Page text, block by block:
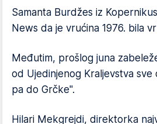
Samanta Burdžes iz
News da je vrućina 1976. bila
Međutim, prošlog juna
od Ujedinjenog Kraljevstva
pa do Grčke".
Hilari Mekgrejdi, direktorka